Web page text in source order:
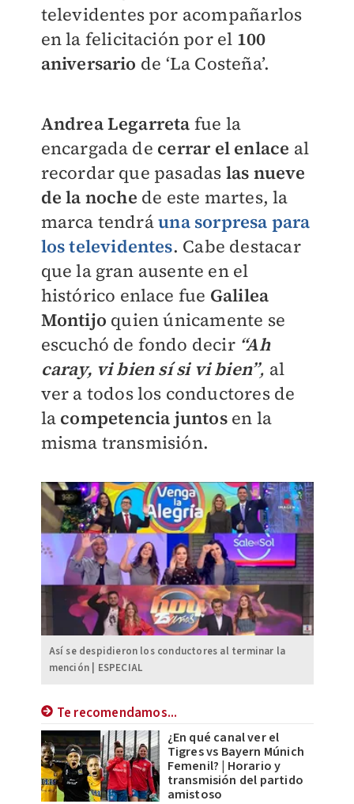
televidentes por acompañarlos
en la felicitación por el 100
aniversario de ‘La Costeña’.
Andrea Legarreta fue la
encargada de cerrar el enlace al
recordar que pasadas las nueve
de la noche de este martes, la
marca tendráuna sorpresa para
los televidentes. Cabe destacar
que la gran ausente en el
histórico enlace fue Galilea
Montijo quien únicamente se
escuchó de fondo decir “Ah
caray, vi bien sí si vi bien”, al
ver a todos los conductores de
lacompetencia juntosen la
misma transmisión.
Así se despidieron los conductores al terminar la
mención | ESPECIAL
Te recomendamos...
¿En qué canal ver el
Tigres vs Bayern Múnich
Femenil? | Horario y
transmisión del partido
amistoso